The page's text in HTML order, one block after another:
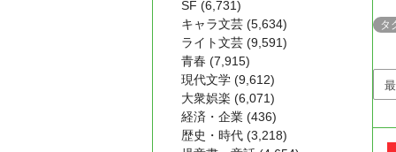
タ
SF (6,731)
キャラ文芸 (5,634)
ライト文芸 (9,591)
青春 (7,915)
現代文学 (9,612)
大衆娯楽 (6,071)
経済・企業 (436)
歴史・時代 (3,218)